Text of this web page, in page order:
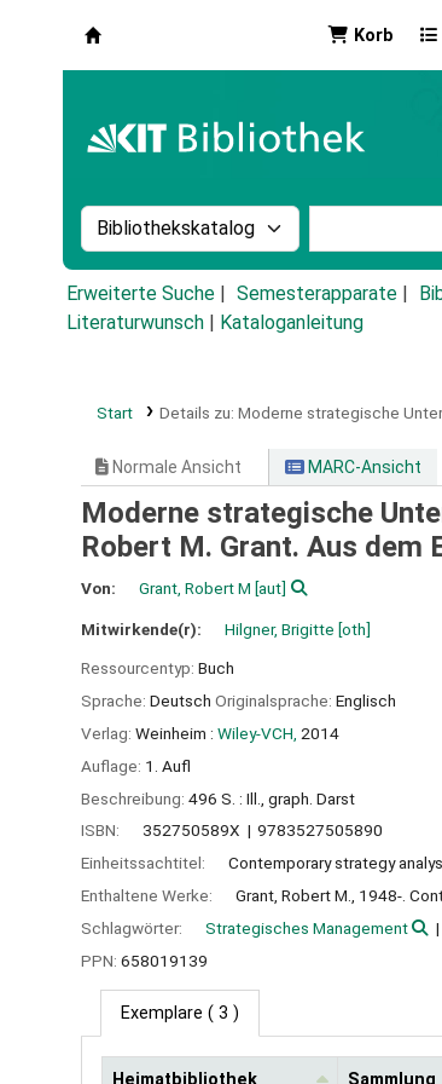
Korb
Suche im Katalog nach:
Erweiterte Suche Semesterapparate
Literaturwunsch
Kataloganleitung
Start Details zu: Moderne strategische
Normale Ansicht MARC-Ansicht
Moderne strategische
Robert M. Grant. Aus dem
Von: Grant, Robert M [aut]
Mitwirkende(r): Hilgner, Brigitte [oth]
Ressourcentyp: Buch
Sprache: Deutsch Originalsprache: Englisch
Verlag: Weinheim : Wiley-VCH, 2014
Auflage: 1. Aufl
Beschreibung: 496 S. : Ill., graph. Darst
ISBN:
352750589X
9783527505890
Einheitssachtitel:
Contemporary strategy
Enthaltene Werke:
Grant, Robert M., 1948-.
Schlagwörter:
Strategisches Management
PPN: 658019139
Exemplare ( 3 )